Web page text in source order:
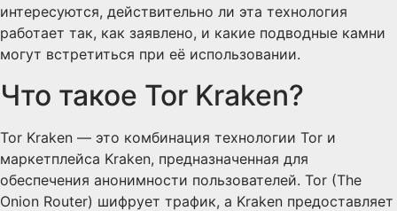
интересуются, действительно ли эта технология
работает так, как заявлено, и какие подводные камни
могут встретиться при её использовании.
Что такое Tor Kraken?
Tor Kraken — это комбинация технологии Tor и
маркетплейса Kraken, предназначенная для
обеспечения анонимности пользователей. Tor (The
Onion Router) шифрует трафик, а Kraken предоставляет